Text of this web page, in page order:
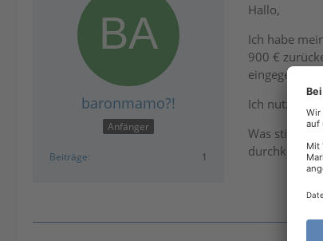
baronmamo?!
Anfänger
Beiträge 1
Hallo,
Ich habe
900 €
eingegeben
Ich nutze Ihr
Was stimmt